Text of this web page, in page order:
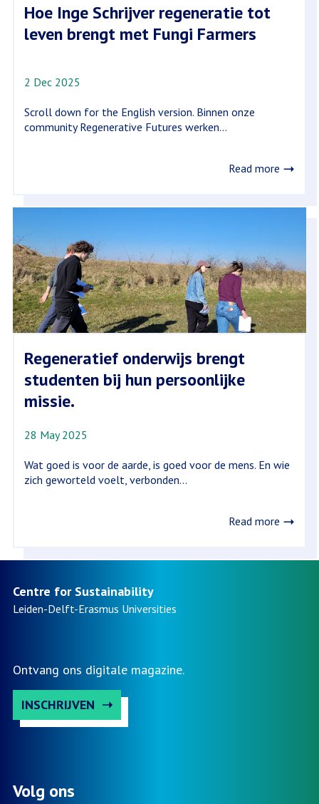
Hoe Inge Schrijver regeneratie tot
leven brengt met Fungi Farmers
2 Dec 2025
Scroll down for the English version. Binnen onze
community Regenerative Futures werken...
Read more
Regeneratief onderwijs brengt
studenten bij hun persoonlijke
missie.
28 May 2025
Wat goed is voor de aarde, is goed voor de mens. En wie
zich geworteld voelt, verbonden...
Read more
Centre for Sustainability
Leiden-Delft-Erasmus Universities
Ontvang ons digitale magazine.
INSCHRIJVEN
Volg ons